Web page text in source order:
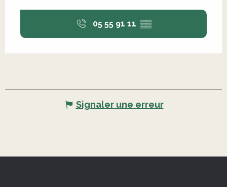
05 55 91 11 ▒▒
Signaler une erreur